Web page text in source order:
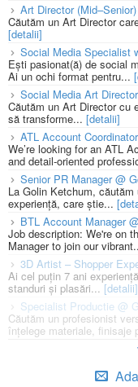
Art Director
Căutăm un Art Director
[detalii]
Social Media Specialist
Ești pasionat(ă) de social
Ai un ochi format pentru...
Social Media Art
Căutăm un Art Director cu
să transforme... [detalii]
ATL Account
We’re looking for an ATL
and detail-oriented
Senior PR Manager @
La Golin Ketchum,
experiență, care știe...
BTL Account Manager
Job description: We're on
Manager to join our
3D Artist – Shopper
Ai cel puțin 7 ani
standuri și plasări... [detalii]
Specialist Productie @
Căutăm un profesionist
înțelege materiale, finisaje